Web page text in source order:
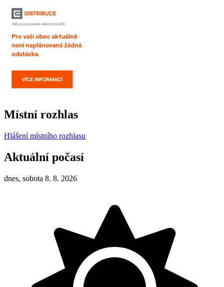
Místní rozhlas
Hlášení místního rozhlasu
Aktuální počasí
dnes, sobota 8. 8. 2026